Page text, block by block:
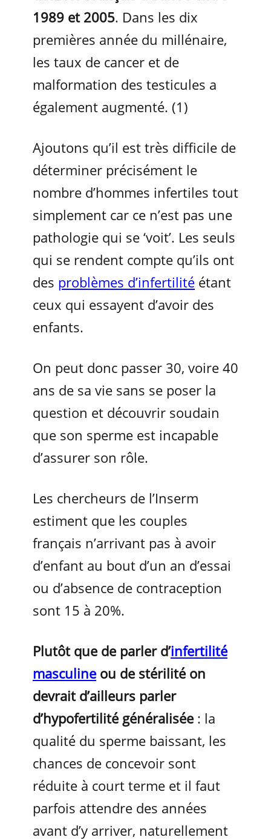
1989 et 2005. Dans les dix
premières année du millénaire,
les taux de cancer et de
malformation des testicules a
également augmenté. (1)
Ajoutons qu’il est très difficile de
déterminer précisément le
nombre d’hommes infertiles tout
simplement car ce n’est pas une
pathologie qui se ‘voit’. Les seuls
qui se rendent compte qu’ils ont
des problèmes d’infertilité étant
ceux qui essayent d’avoir des
enfants.
On peut donc passer 30, voire 40
ans de sa vie sans se poser la
question et découvrir soudain
que son sperme est incapable
d’assurer son rôle.
Les chercheurs de l’Inserm
estiment que les couples
français n’arrivant pas à avoir
d’enfant au bout d’un an d’essai
ou d’absence de contraception
sont 15 à 20%.
Plutôt que de parler d’infertilité
masculineou de stérilité on
devrait d’ailleurs parler
d’hypofertilité généralisée : la
qualité du sperme baissant, les
chances de concevoir sont
réduite à court terme et il faut
parfois attendre des années
avant d’y arriver, naturellement